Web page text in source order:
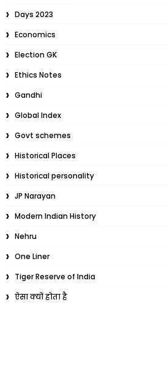
Days 2023
Economics
Election GK
Ethics Notes
Gandhi
Global Index
Govt schemes
Historical Places
Historical personality
JP Narayan
Modern Indian History
Nehru
One Liner
Tiger Reserve of India
ऐसा क्यों होता है